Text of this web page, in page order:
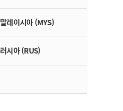
말레이시아 (MYS)
러시아 (RUS)